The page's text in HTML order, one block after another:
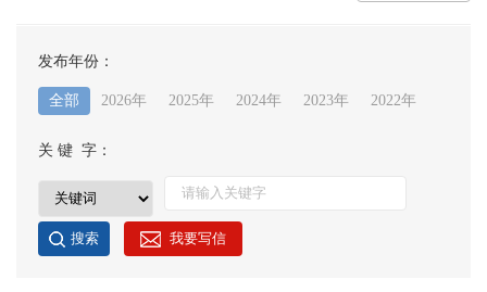
发布年份：
全部 2026年 2025年 2024年 2023年 2022年
关 键 字：